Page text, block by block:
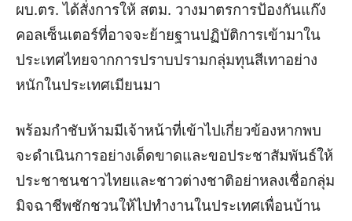
ผบ.ตร. ได้สั่งการให้ สตม. วางมาตรการป้องกันแก๊ง
คอลเซ็นเตอร์ที่อาจจะย้ายฐานปฏิบัติการเข้ามาใน
ประเทศไทยจากการปราบปรามกลุ่มทุนสีเทาอย่าง
หนักในประเทศเมียนมา
พร้อมกำชับห้ามมีเจ้าหน้าที่เข้าไปเกี่ยวข้องหากพบ
จะดำเนินการอย่างเด็ดขาดและขอประชาสัมพันธ์ให้
ประชาชนชาวไทยและชาวต่างชาติอย่าหลงเชื่อกลุ่ม
มิจฉาชีพชักชวนให้ไปทำงานในประเทศเพื่อนบ้าน